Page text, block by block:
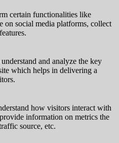
certain functionalities like
on social media platforms, collect
and analyze the key
which helps in delivering a
how visitors interact with
information on metrics the
source, etc.